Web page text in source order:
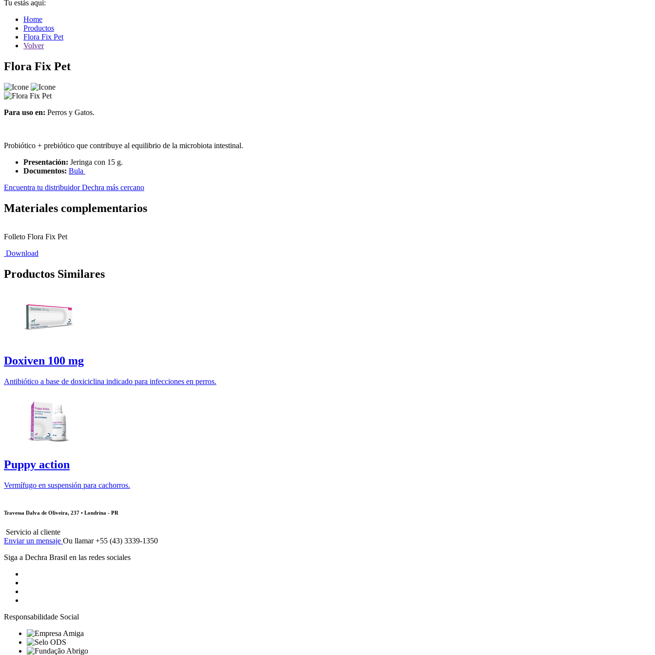
Tu estás aquí:
Home
Productos
Flora Fix Pet
Volver
Flora Fix Pet
Para uso en: Perros y Gatos.
Probiótico + prebiótico que contribuye al equilibrio de la microbiota intestinal.
Presentación: Jeringa con 15 g.
Documentos: Bula
Encuentra tu distribuidor Dechra más cercano
Materiales complementarios
Folleto Flora Fix Pet
Download
Productos Similares
Doxiven 100 mg
Antibiótico a base de doxiciclina indicado para infecciones en perros.
Puppy action
Vermífugo en suspensión para cachorros.
Travessa Dalva de Oliveira, 237 • Londrina - PR
Servicio al cliente
Enviar un mensaje Ou llamar +55 (43) 3339-1350
Siga a Dechra Brasil en las redes sociales
Responsabilidade Social